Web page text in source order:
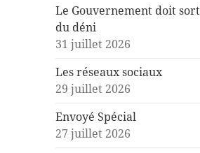
Le Gouvernement doit
du déni
31 juillet 2026
Les réseaux sociaux
29 juillet 2026
Envoyé Spécial
27 juillet 2026